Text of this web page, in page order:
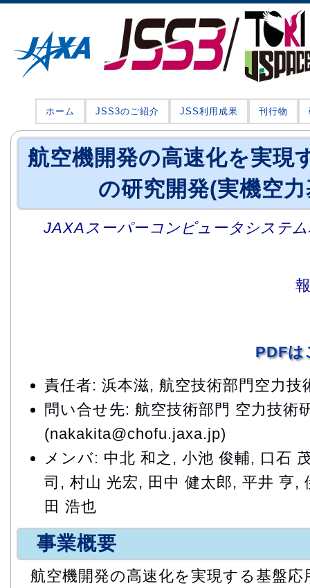
ホーム JSS3のご紹介 JSS利用成果 刊行物
航空機開発の高速化を実現
の研究開発(実機空
JAXAスーパーコンピュータシステ
PDFは
責任者: 浜本滋, 航空技術部門空力技
問い合せ先: 航空技術部門 空力技術
(nakakita@chofu.jaxa.jp)
メンバ: 中北 和之, 小池 俊輔, 口石
司, 村山 光宏, 田中 健太郎, 平井 亨,
田 浩也
事業概要
航空機開発の高速化を実現する基盤